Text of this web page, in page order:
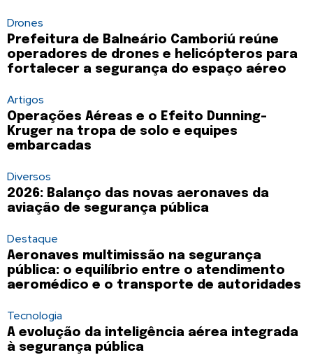
Drones
Prefeitura de Balneário Camboriú reúne
operadores de drones e helicópteros para
fortalecer a segurança do espaço aéreo
Artigos
Operações Aéreas e o Efeito Dunning-
Kruger na tropa de solo e equipes
embarcadas
Diversos
2026: Balanço das novas aeronaves da
aviação de segurança pública
Destaque
Aeronaves multimissão na segurança
pública: o equilíbrio entre o atendimento
aeromédico e o transporte de autoridades
Tecnologia
A evolução da inteligência aérea integrada
à segurança pública